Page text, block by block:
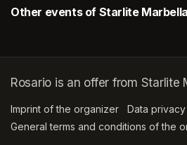
Other events of Starlite
Rosario is an offer from Starlite
Imprint of the organizer (opens in a
Data
General terms and conditions of the